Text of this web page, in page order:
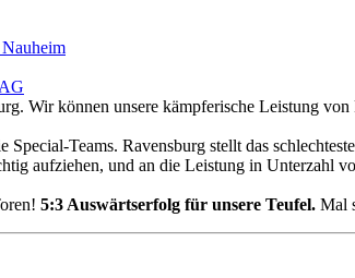
Wir können unsere kämpferische Leistung
Teams. Ravensburg stellt das
aufziehen, und an die Leistung in Unterzahl
5:3 Auswärtserfolg für unsere Teufel. Mal